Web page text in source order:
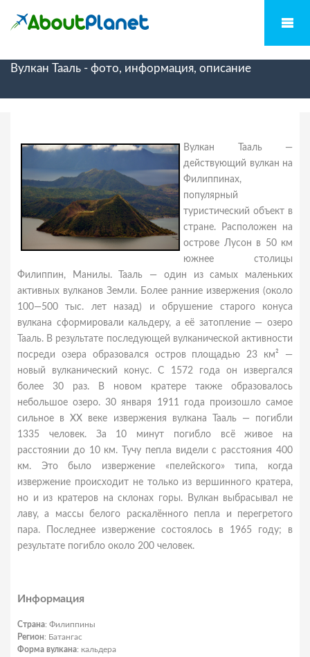
Вулкан Тааль - фото, информация, описание
Вулкан Тааль —
действующий вулкан на
Филиппинах,
популярный
туристический объект в
стране. Расположен на
острове Лусон в 50 км
южнее столицы
Филиппин, Манилы. Тааль — один из самых маленьких
активных вулканов Земли. Более ранние извержения (около
100—500 тыс. лет назад) и обрушение старого конуса
вулкана сформировали кальдеру, а её затопление — озеро
Тааль. В результате последующей вулканической активности
посреди озера образовался остров площадью 23 км² —
новый вулканический конус. С 1572 года он извергался
более 30 раз. В новом кратере также образовалось
небольшое озеро. 30 января 1911 года произошло самое
сильное в XX веке извержения вулкана Тааль — погибли
1335 человек. За 10 минут погибло всё живое на
расстоянии до 10 км. Тучу пепла видели с расстояния 400
км. Это было извержение «пелейского» типа, когда
извержение происходит не только из вершинного кратера,
но и из кратеров на склонах горы. Вулкан выбрасывал не
лаву, а массы белого раскалённого пепла и перегретого
пара. Последнее извержение состоялось в 1965 году; в
результате погибло около 200 человек.
Информация
Страна: Филиппины
Регион: Батангас
Форма вулкана: кальдера